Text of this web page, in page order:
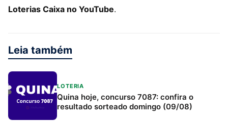
Loterias Caixa no YouTube.
Leia também
LOTERIA
Quina hoje, concurso 7087: confira o
resultado sorteado domingo (09/08)